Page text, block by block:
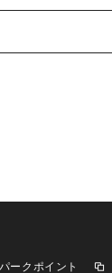
ークポイント